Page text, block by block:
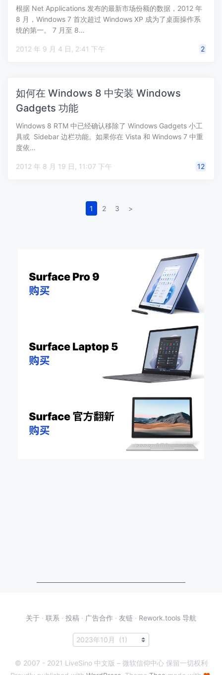
根据 Net Applications 发布的最新市场份额的数据，2012 年
8 月，Windows 7 首次超过 Windows XP 成为了桌面操作系
统的第一。 7 月至 8…
2012 年 9 月 4 日, 2:41 下午 2
如何在 Windows 8 中安装 Windows
Gadgets 功能
Windows 8 RTM 中已经确认移除了 Windows Gadgets 小工
具或 Sidebar 边栏功能。如果你在 Vista 和 Windows 7 中重
度依…
2012 年 8 月 19 日, 11:07 下午 12
1 2 3 >
关于 · 联系 · 投稿 · 广告合作 · 友链 · Rework.tools 导航
© 2007 - 2021 LiveSino 中文版 – 微软信仰中心 保留一切权利